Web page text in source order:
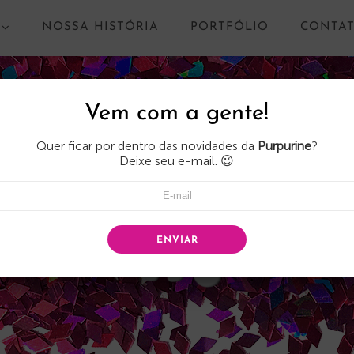
NOSSA HISTÓRIA PORTFÓLIO
Vem com a gente!
Quer ficar por dentro das novidades da Purpurine?
Deixe seu e-mail. 😉
ENVIAR